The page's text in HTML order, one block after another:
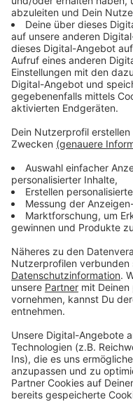
Jahren haben viele
Geburtsstationen
in Borghorst und
bevor das ganze
Den Schritt in die
wagen viele nicht,
Außerdem - das
- sind die
selbständige
schwangere Frauen
Rufbereitschaft.
einer Praxis
vielen Regionen ein
gegenseitig zu
die Suche nach einer
Wir haben mit einer
Arbeit gesprochen.
Podcast.